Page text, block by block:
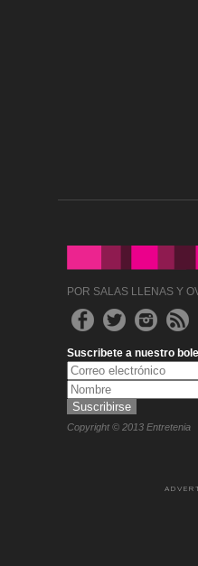
POR SALAS LLENAS Y
Suscribete a nuestro
Copyright © 2013 Entretenia